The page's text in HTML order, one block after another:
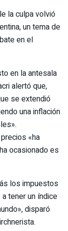
la culpa volvió
un tema de
en el
en la antesala
alertó que,
se extendió
una inflación
«ha
ocasionado es
los impuestos
tener un índice
disparó